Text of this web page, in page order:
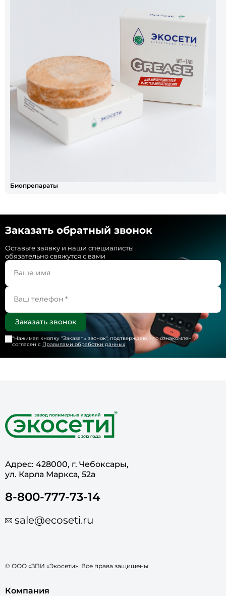
Биопрепараты
Заказать обратный звонок
Оставьте заявку и наши специалисты
обязательно свяжутся с вами
*Нажимая кнопку "Заказать звонок", подтверждаю, что ознакомлен и
согласен с Правилами обработки данных
Адрес: 428000, г. Чебоксары,
ул. Карла Маркса, 52а
8-800-777-73-14
sale@ecoseti.ru
© ООО «ЗПИ «Экосети». Все права защищены
Компания